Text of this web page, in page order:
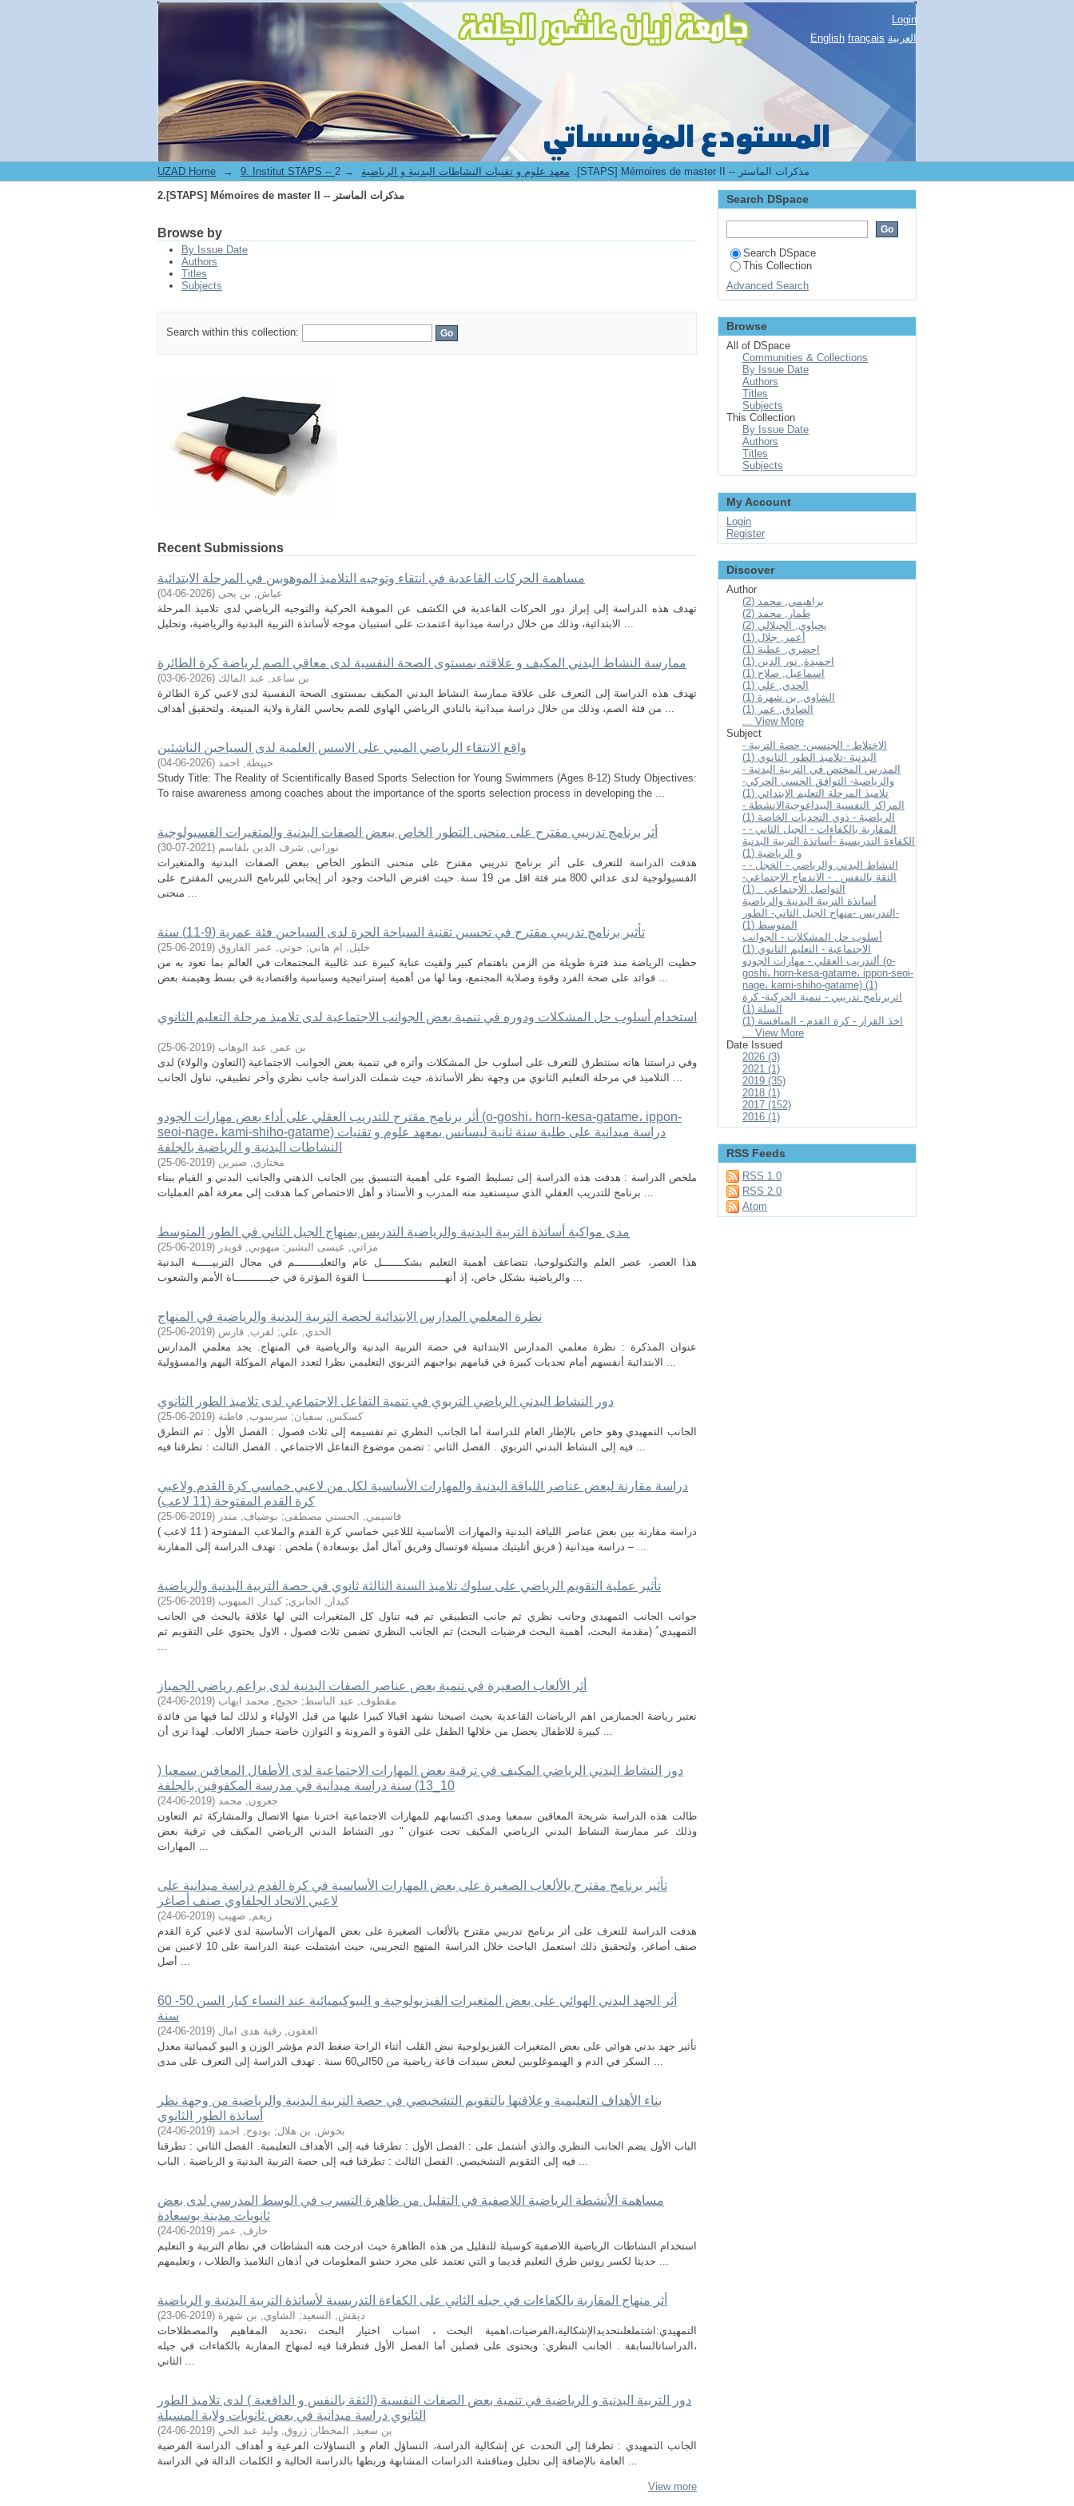
2.[STAPS] Mémoires de master II -- مذكرات الماستر
Login
English français العربية
UZAD Home → 9. Institut STAPS -- معهد علوم و تقنيات النشاطات البدنية و الرياضية →
2.[STAPS] Mémoires de master II -- مذكرات الماستر
2.[STAPS] Mémoires de master II -- مذكرات الماستر
Browse by
By Issue Date
Authors
Titles
Subjects
Search within this collection:
Recent Submissions
مساهمة الحركات القاعدية في انتقاء وتوجيه التلاميذ الموهوبين في المرحلة الابتدائية
عياش, بن يحي (
2026-06-04
)
تهدف هذه الدراسة إلى إبراز دور الحركات القاعدية في الكشف عن الموهبة الحركية والتوجيه الرياضي لدى تلاميذ المرحلة
الابتدائية، وذلك من خلال دراسة ميدانية اعتمدت على استبيان موجه لأساتذة التربية البدنية والرياضية، وتحليل ...
ممارسة النشاط البدني المكيف و علاقته بمستوى الصحة النفسية لدى معاقي الصم لرياضة كرة الطائرة
بن ساعد, عبد المالك (
2026-06-03
)
تهدف هذه الدراسة إلى التعرف على علاقة ممارسة النشاط البدني المكيف بمستوى الصحة النفسية لدى لاعبي كرة الطائرة
من فئة الصم، وذلك من خلال دراسة ميدانية بالنادي الرياضي الهاوي للصم بحاسي القارة ولاية المنيعة. ولتحقيق أهداف ...
واقع الانتقاء الرياضي المبني على الاسس العلمية لدى السباحين الناشئين
حبيطة, احمد (
2026-06-04
)
Study Title: The Reality of Scientifically Based Sports Selection for Young Swimmers (Ages 8-12) Study Objectives:
To raise awareness among coaches about the importance of the sports selection process in developing the ...
أثر برنامج تدريبي مقترح على منحنى التطور الخاص ببعض الصفات البدنية والمتغيرات الفسيولوجية
نوراني, شرف الدين بلقاسم (
2021-07-30
)
هدفت الدراسة للتعرف على أثر برنامج تدريبي مقترح على منحنى التطور الخاص ببعض الصفات البدنية والمتغيرات
الفسيولوجية لدى عدائي 800 متر فئة اقل من 19 سنة. حيث افترض الباحث وجود أثر إيجابي للبرنامج التدريبي المقترح على
منحنى ...
تأثير برنامج تدريبي مقترح في تحسين تقنية السباحة الحرة لدى السباحين فئة عمرية (9-11) سنة
خليل, ام هاني; خوني, عمر الفاروق (
2019-06-25
)
حظيت الرياضة منذ فترة طويلة من الزمن باهتمام كبير ولقيت عناية كبيرة عند غالبية المجتمعات في العالم بما تعود به من
فوائد على صحة الفرد وقوة وصلابة المجتمع، وما لها من أهمية إستراتيجية وسياسية واقتصادية في بسط وهيمنة بعض ...
استخدام أسلوب حل المشكلات ودوره في تنمية بعض الجوانب الاجتماعية لدى تلاميذ مرحلة التعليم الثانوي
بن عمر, عبد الوهاب (
2019-06-25
)
وفي دراستنا هاته سنتطرق للتعرف على أسلوب حل المشكلات وأثره في تنمية بعض الجوانب الاجتماعية (التعاون والولاء) لدى
التلاميذ في مرحلة التعليم الثانوي من وجهة نظر الأساتذة، حيث شملت الدراسة جانب نظري وآخر تطبيقي، تناول الجانب ...
أثر برنامج مقترح للتدريب العقلي على أداء بعض مهارات الجودو (o-goshi، horn-kesa-gatame، ippon-
seoi-nage، kami-shiho-gatame) دراسة ميدانية على طلبة سنة ثانية ليسانس بمعهد علوم و تقنيات
النشاطات البدنية و الرياضية بالجلفة
مختاري, صبرين (
2019-06-25
)
ملخص الدراسة : هدفت هذه الدراسة إلى تسليط الضوء على أهمية التنسيق بين الجانب الذهني والجانب البدني و القيام ببناء
برنامج للتدريب العقلي الذي سيستفيد منه المدرب و الأستاذ و أهل الاختصاص كما هدفت إلى معرفة أهم العمليات ...
مدى مواكبة أساتذة التربية البدنية والرياضية التدريس بمنهاج الجيل الثاني في الطور المتوسط
مزاتي, عيسى البشير ; ميهوبي, قويدر (
2019-06-25
)
هذا العصر، عصر العلم والتكنولوجیا، تتضاعف أهمیة التعلیم بشكـــــــل عام والتعليــــــــم في مجال التربیـــــه البدنیة
والریاضیة بشكل خاص، إذ أنهـــــــــــــــــــــــــا القوة المؤثرة في حیـــــــــــاة الأمم والشعوب ...
نظرة المعلمي المدارس الابتدائية لحصة التربية البدنية والرياضية في المنهاج
الحدي, علي; لقرب, فارس (
2019-06-25
)
عنوان المذكرة : نظرة معلمي المدارس الابتدائية في حصة التربية البدنية والرياضية في المنهاج. يجد معلمي المدارس
الابتدائية أنفسهم أمام تحديات كبيرة في قيامهم بواجبهم التربوي التعليمي نظرا لتعدد المهام الموكلة اليهم والمسؤولية ...
دور النشاط البدني الرياضي التربوي في تنمية التفاعل الاجتماعي لدى تلاميذ الطور الثانوي
كسكس, سفيان; سرسوب, فاطنة (
2019-06-25
)
الجانب التمهيدي وهو خاص بالإطار العام للدراسة أما الجانب النظري تم تقسيمه إلى ثلاث فصول : الفصل الأول : تم التطرق
فيه إلى النشاط البدني التربوي . الفصل الثاني : تضمن موضوع التفاعل الاجتماعي . الفصل الثالث : تطرقنا فيه ...
دراسة مقارنة لبعض عناصر اللياقة البدنية والمهارات الأساسية لكل من لاعبي خماسي كرة القدم ولاعبي
كرة القدم المفتوحة (11 لاعب)
قاسيمي, الحسني مصطفى; بوضياف, منذر (
2019-06-25
)
دراسة مقارنة بين بعض عناصر اللياقة البدنية والمهارات الأساسية لللاعبي خماسي كرة القدم والملاعب المفتوحة ( 11 لاعب )
– دراسة ميدانية ( فريق أتليتيك مسيلة فوتسال وفريق آمال أمل بوسعادة ) ملخص : تهدف الدراسة إلى المقارنة ...
تأثير عملية التقويم الرياضي على سلوك تلاميذ السنة الثالثة ثانوي في حصة التربية البدنية والرياضية
كيدار, الجابري; كيدار, الميهوب (
2019-06-25
)
جوانب الجانب التمهيدي وجانب نظري ثم جانب التطبيقي تم فيه تناول كل المتغيرات التي لها علاقة بالبحث في الجانب
التمهيدي ُ (مقدمة البحث، أهمية البحث فرضيات البحث) ثم الجانب النظري تضمن ثلاث فصول ، الاول يحتوي على التقويم ثم
...
أثر الألعاب الصغيرة في تنمية بعض عناصر الصفات البدنية لدى براعم رياضي الجمباز
مقطوف, عبد الباسط; حجيج, محمد ايهاب (
2019-06-24
)
تعتبر رياضة الجمبازمن اهم الرياضات القاعدية بحيث اصبحنا نشهد اقبالا كبيرا عليها من قبل الاولياء و لذلك لما فيها من فائدة
كبيرة للاطفال يحصل من خلالها الطفل على القوة و المرونة و التوازن خاصة جمباز الالعاب. لهذا نرى أن ...
دور النشاط البدني الرياضي المكيف في ترقية بعض المهارات الاجتماعية لدى الأطفال المعاقين سمعيا (
10_13) سنة دراسة ميدانية في مدرسة المكفوفين بالجلفة
جعرون, محمد (
2019-06-24
)
طالت هذه الدراسة شريحة المعاقين سمعيا ومدى اكتسابهم للمهارات الاجتماعية اخترنا منها الاتصال والمشاركة ثم التعاون
وذلك عبر ممارسة النشاط البدني الرياضي المكيف تحت عنوان " دور النشاط البدني الرياضي المكيف في ترقية بعض
المهارات ...
تأثير برنامج مقترح بالألعاب الصغيرة على بعض المهارات الأساسية في كرة القدم دراسة ميدانية على
لاعبي الاتحاد الجلفاوي صنف أصاغر
زيغم, صهيب (
2019-06-24
)
هدفت الدراسة للتعرف على أثر برنامج تدريبي مقترح بالألعاب الصغيرة على بعض المهارات الأساسية لدى لاعبي كرة القدم
صنف أصاغر، ولتحقيق ذلك استعمل الباحث خلال الدراسة المنهج التجريبي، حيث اشتملت عينة الدراسة على 10 لاعبين من
أصل ...
أثر الجهد البدني الهوائي على بعض المتغيرات الفيزيولوجية و البيوكيميائية عند النساء كبار السن 50- 60
سنة
العقون, رقية هدى امال (
2019-06-24
)
تأثير جهد بدني هوائي على بعض المتغيرات الفيزيولوجية نبض القلب أثناء الراحة ضغط الدم مؤشر الوزن و البيو كيميائية معدل
السكر في الدم و الهيموغلوبين لبعض سيدات قاعة رياضية من 50الى60 سنة . تهدف الدراسة إلى التعرف على مدى ...
بناء الأهداف التعليمية وعلاقتها بالتقويم التشخيصي في حصة التربية البدنية والرياضية من وجهة نظر
أساتذة الطور الثانوي
بخوش, بن هلال; بودوح, احمد (
2019-06-24
)
الباب الأول يضم الجانب النظري والذي أشتمل على : الفصل الأول : تطرقنا فيه إلى الأهداف التعليمية. الفصل الثاني : تطرقنا
فيه إلى التقويم التشخيصي. الفصل الثالث : تطرقنا فيه إلى حصة التربية البدنية و الرياضية . الباب ...
مساهمة الأنشطة الرياضية اللاصفية في التقليل من ظاهرة التسرب في الوسط المدرسي لدى بعض
ثانويات مدينة بوسعادة
خارف, عمر (
2019-06-24
)
استخدام النشاطات الرياضية اللاصفية كوسيلة للتقليل من هذه الظاهرة حيث ادرجت هته النشاطات في نظام التربية و التعليم
حديثا لكسر روتين طرق التعليم قديما و التي تعتمد على مجرد حشو المعلومات في أذهان التلاميذ والطلاب ، وتعليمهم ...
أثر منهاج المقاربة بالكفاءات في جيله الثاني على الكفاءة التدريسية لأساتذة التربية البدنية و الرياضية
ديقش, السعيد; الشاوي, بن شهرة (
2019-06-23
)
التمهيدي:اشتملعلىتحديدالإشكالية،الفرضيات،اهمية البحث ، اسباب اختيار البحث ،تحديد المفاهيم والمصطلاحات
،الدراساتالسابقة . الجانب النظري: ويحتوى على فصلين أما الفصل الأول فتطرقنا فيه لمنهاج المقاربة بالكفاءات في جيله
الثاني ...
دور التربية البدنية و الرياضية في تنمية بعض الصفات النفسية (الثقة بالنفس و الدافعية ) لدى تلاميذ الطور
الثانوي دراسة ميدانية في بعض ثانويات ولاية المسيلة
بن سعيد, المخطار ; زروق, وليد عبد الحي (
2019-06-24
)
الجانب التمهيدي : تطرقنا إلى التحدث عن إشكالية الدراسة، التساؤل العام و التساؤلات الفرعية و أهداف الدراسة الفرضية
العامة بالإضافة إلى تحليل ومناقشة الدراسات المشابهة وربطها بالدراسة الحالية و الكلمات الدالة في الدراسة ...
View more
Search DSpace
Search DSpace
This Collection
Advanced Search
Browse
All of DSpace
Communities & Collections
By Issue Date
Authors
Titles
Subjects
This Collection
By Issue Date
Authors
Titles
Subjects
My Account
Login
Register
Discover
Author
براهيمي, محمد (2)
طمار, محمد (2)
يحياوي, الجيلالي (2)
أعمر, جلال (1)
احضري, عطية (1)
احميدة, نور الدين (1)
اسماعيل, صلاح (1)
الحدي, علي (1)
الشاوي, بن شهرة (1)
الصادق, عمر (1)
... View More
Subject
- الاختلاط - الجنسين- حصة التربية
البدنية -تلاميذ الطور الثانوي (1)
- المدرس المختص في التربية البدنية
والرياضية- التوافق الحسي الحركي-
تلاميذ المرحلة التعليم الابتدائي (1)
- المراكز النفسية البيداغوجيةالانشطة
الرياضية - ذوي التحديات الخاصة (1)
- المقاربة بالكفاءات - الجيل الثاني -
الكفاءة التدريسية -أساتذة التربية البدنية
و الرياضية (1)
- النشاط البدني والرياضي - الخجل -
الثقة بالنفس . - الاندماج الاجتماعي-
التواصل الاجتماعي . (1)
أساتذة التربية البدنية والرياضية
-التدريس -منهاج الجيل الثاني- الطور
المتوسط (1)
أسلوب حل المشكلات - الجوانب
الاجتماعية - التعليم الثانوي (1)
ألتدريب العقلي - مهارات الجودو (o-
goshi، horn-kesa-gatame، ippon-seoi-
nage، kami-shiho-gatame) (1)
اثربرنامج تدريبي - تنمية الحركية- كرة
السلة (1)
اخذ القرار - كرة القدم - المنافسة (1)
... View More
Date Issued
2026 (3)
2021 (1)
2019 (35)
2018 (1)
2017 (152)
2016 (1)
RSS Feeds
RSS 1.0
RSS 2.0
Atom